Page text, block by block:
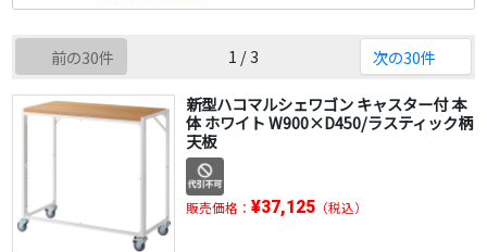
前の30件 1 / 3 次の30件
新型ハコマルシェワゴン キャスター付 本
体 ホワイト W900×D450/ラスティック柄
天板
販売価格： ¥37,125（税込）